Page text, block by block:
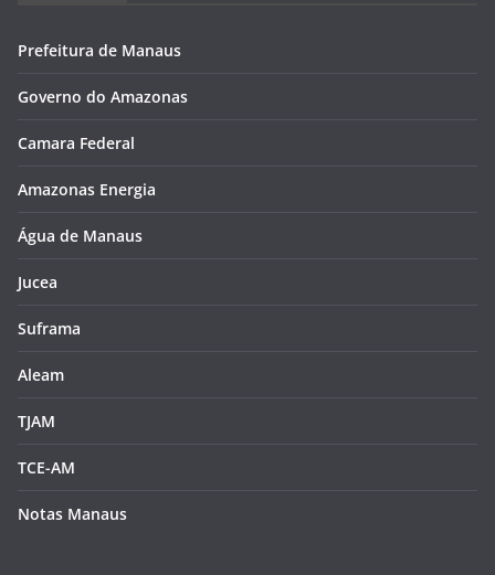
Prefeitura de Manaus
Governo do Amazonas
Camara Federal
Amazonas Energia
Água de Manaus
Jucea
Suframa
Aleam
TJAM
TCE-AM
Notas Manaus